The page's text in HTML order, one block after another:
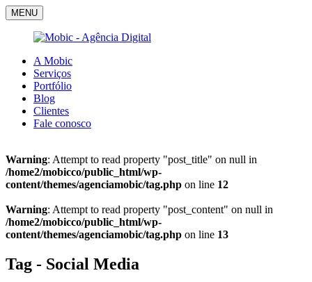
MENU
A Mobic
Serviços
Portfólio
Blog
Clientes
Fale conosco
Warning: Attempt to read property "post_title" on null in
/home2/mobicco/public_html/wp-
content/themes/agenciamobic/tag.php on line 12
Warning: Attempt to read property "post_content" on null in
/home2/mobicco/public_html/wp-
content/themes/agenciamobic/tag.php on line 13
Tag - Social Media